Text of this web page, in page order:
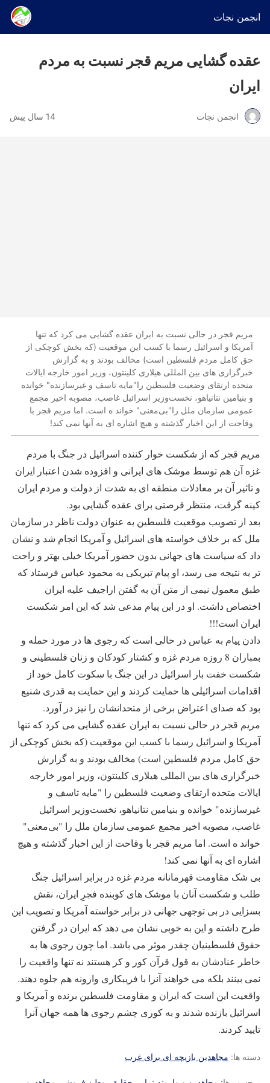
انجمن نجات
عقده گشایی مریم قجر نسبت به مردم
ایران
انجمن نجات 14 سال پیش
مریم قجر در حالی نسبت به ایران عقده گشایی می کرد که تنها
آمریکا و اسرائیل رسما با کسب این موقعیت (که بخش کوچکی از
حق کامل مردم فلسطین است) مخالف بودند و به گزارش
خبرگزاری های بین المللی هیلاری کلینتون، وزیر امور خارجه ایالات
متحده ارتقای وضعیت فلسطین را"مایه تاسف و غیرسازنده" خوانده
و بنیامین نتانیاهو، نخست‌وزیر اسرائیل غاصب، مصوبه اخیر مجمع
عمومی سازمان ملل را"بی‌معنی" خواند ه است. اما مریم قجر با
وقاحت از این اخبار گذشته و هیچ اشاره ای به آنها نمی کند!
مریم قجر که از شکست خوار کننده اسرائیل در جنگ با مردم
غزه آن هم توسط موشک های ایرانی و افزوده شدن اعتبار ایران
و تاثیر آن بر معادلات منطقه ای به شدت از دولت و مردم ایران
کینه گرفت، منتظر فرصتی برای عقده گشایی بود.
بعد از تصویب موقعیت فلسطین به عنوان دولت ناظر در سازمان
ملل که بر خلاف خواسته های اسرائیل و آمریکا انجام شد و نشان
داد که سیاست های جهانی بدون حضور آمریکا خیلی بهتر و راحت
تر به نتیجه می رسد، او پیام تبریکی به محمود عباس فرستاد که
طبق معمول نیمی از متن آن به گفتن اراجیف علیه ایران
اختصاص داشت. او در این پیام مدعی شد که این امر شکست
ایران است!!!
دادن پیام به عباس در حالی است که رجوی ها در مورد حمله و
بمباران 8 روزه مردم غزه و کشتار کودکان و زنان فلسطینی و
شکست خفت بار اسرائیل در این جنگ با سکوت کامل خود از
اقدامات اسرائیلی ها حمایت کردند و این حمایت به قدری شنیع
بود که صدای اعتراض برخی از متحدانشان را نیز در آورد.
مریم قجر در حالی نسبت به ایران عقده گشایی می کرد که تنها
آمریکا و اسرائیل رسما با کسب این موقعیت (که بخش کوچکی از
حق کامل مردم فلسطین است) مخالف بودند و به گزارش
خبرگزاری های بین المللی هیلاری کلینتون، وزیر امور خارجه
ایالات متحده ارتقای وضعیت فلسطین را "مایه تاسف و
غیرسازنده" خوانده و بنیامین نتانیاهو، نخست‌وزیر اسرائیل
غاصب، مصوبه اخیر مجمع عمومی سازمان ملل را "بی‌معنی"
خواند ه است. اما مریم قجر با وقاحت از این اخبار گذشته و هیچ
اشاره ای به آنها نمی کند!
بی شک مقاومت قهرمانانه مردم غزه در برابر اسرائیل جنگ
طلب و شکست آنان با موشک های کوبنده فجرِِِ ایران، نقش
بسزایی در بی توجهی جهانی در برابر خواسته آمریکا و تصویب این
طرح داشته و این به خوبی نشان می دهد که ایران در گرفتن
حقوق فلسطینیان چقدر موثر می باشد. اما چون رجوی ها به
خاطر عنادشان به قول قرآن کور و کر هستند نه تنها واقعیت را
نمی بینند بلکه می خواهند آنرا با فریبکاری وارونه هم جلوه دهند.
واقعیت این است که ایران و مقاومت فلسطین برنده و آمریکا و
اسرائیل بازنده شدند و به کوری چشم رجوی ها همه جهان آنرا
تایید کردند.
دسته ها: مجاهدین بازیچه ای برای غرب